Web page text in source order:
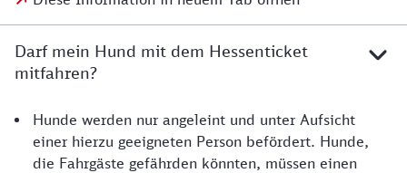
Darf mein Hund mit dem Hessenticket
mitfahren?
Hunde werden nur angeleint und unter Aufsicht
einer hierzu geeigneten Person befördert. Hunde,
die Fahrgäste gefährden könnten, müssen einen